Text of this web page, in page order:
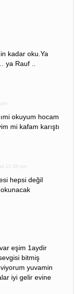
kadar oku.Ya
Rauf ..
okuyum hocam
mi kafam karıştı
12:38 pm
hepsi değil
eşim 1aydir
bitmiş
yuvamin
iyi gelir evine